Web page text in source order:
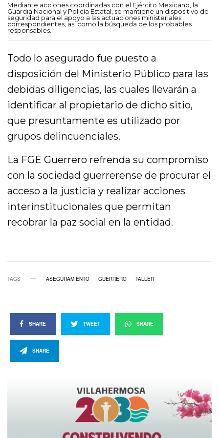
Mediante acciones coordinadas con el Ejército Mexicano, la
Guardia Nacional y Policía Estatal, se mantiene un dispositivo de
seguridad para el apoyo a las actuaciones ministeriales
correspondientes, así como la búsqueda de los probables
responsables.
Todo lo asegurado fue puesto a
disposición del Ministerio Público para las
debidas diligencias, las cuales llevarán a
identificar al propietario de dicho sitio,
que presuntamente es utilizado por
grupos delincuenciales.
La FGE Guerrero refrenda su compromiso
con la sociedad guerrerense de procurar el
acceso a la justicia y realizar acciones
interinstitucionales que permitan
recobrar la paz social en la entidad.
TAGS ASEGURAMIENTO GUERRERO TALLER
SHARE TWEET SHARE
SHARE